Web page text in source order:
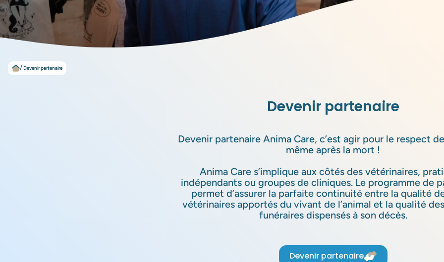
Devenir partenaire
Devenir partenaire
Devenir partenaire Anima Care, c’est agir pour le respect
même après la mort !
Anima Care s’implique aux côtés des vétérinaires,
indépendants ou groupes de cliniques. Le programme de
permet d’assurer la parfaite continuité entre la qualité
vétérinaires apportés du vivant de l’animal et la qualité
funéraires dispensés à son décès.
Devenir partenaire